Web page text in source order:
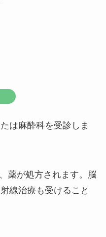
は麻酔科を受診しま
薬が処方されます。脳
線治療も受けること